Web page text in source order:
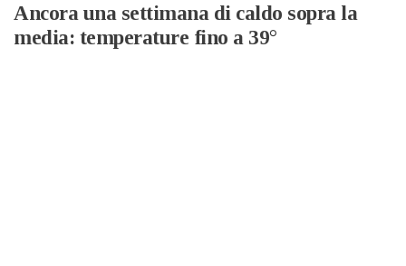
Ancora una settimana di caldo sopra la
media: temperature fino a 39°